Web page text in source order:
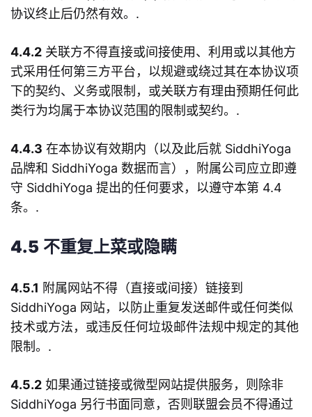
协议终止后仍然有效。.
4.4.2 关联方不得直接或间接使用、利用或以其他方
式采用任何第三方平台，以规避或绕过其在本协议项
下的契约、义务或限制，或关联方有理由预期任何此
类行为均属于本协议范围的限制或契约。.
4.4.3 在本协议有效期内（以及此后就 SiddhiYoga
品牌和 SiddhiYoga 数据而言），附属公司应立即遵
守 SiddhiYoga 提出的任何要求，以遵守本第 4.4
条。.
4.5 不重复上菜或隐瞒
4.5.1 附属网站不得（直接或间接）链接到
SiddhiYoga 网站，以防止重复发送邮件或任何类似
技术或方法，或违反任何垃圾邮件法规中规定的其他
限制。.
4.5.2 如果通过链接或微型网站提供服务，则除非
SiddhiYoga 另行书面同意，否则联盟会员不得通过